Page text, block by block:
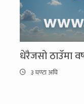
धेरैजसो ठाउँमा
३ घण्टा अघि